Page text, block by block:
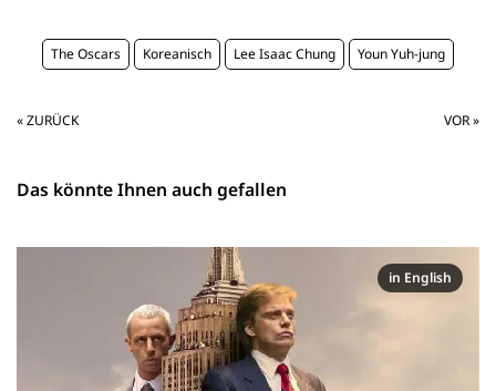
The Oscars Koreanisch Lee Isaac Chung Youn Yuh-jung
« ZURÜCK VOR »
Das könnte Ihnen auch gefallen
in English